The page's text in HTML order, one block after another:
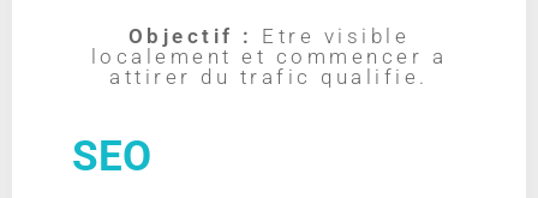
Objectif :
Etre visible
localement et commencer a
attirer du trafic qualifie.
SEO